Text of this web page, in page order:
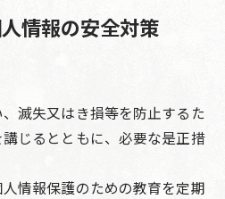
情報の安全対策
滅失又はき損等を防止するた
じるとともに、必要な是正措
情報保護のための教育を定期